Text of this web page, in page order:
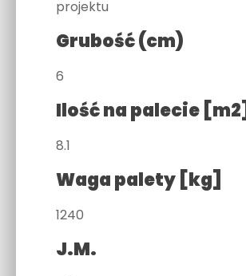
projektu
Grubość (cm)
6
Ilość na palecie [m2]
8.1
Waga palety [kg]
1240
J.M.